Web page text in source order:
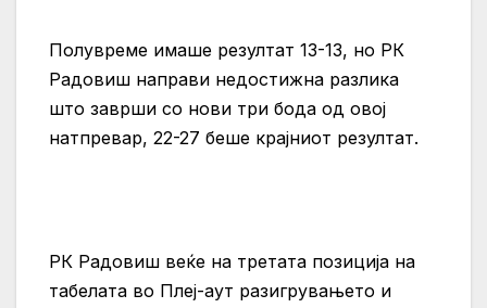
Полувреме имаше резултат 13-13, но РК
Радовиш направи недостижна разлика
што заврши со нови три бода од овој
натпревар, 22-27 беше крајниот резултат.
РК Радовиш веќе на третата позиција на
табелата во Плеј-аут разигрувањето и